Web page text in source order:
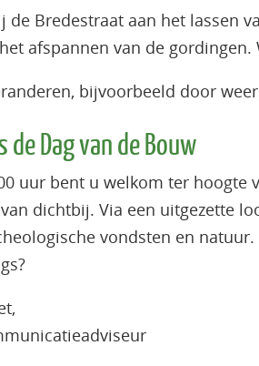
de Bredestraat aan het lassen
afspannen van de
bijvoorbeeld door
Dag van de Bouw
uur bent u welkom ter
dichtbij. Via een uitgezette
vondsten en